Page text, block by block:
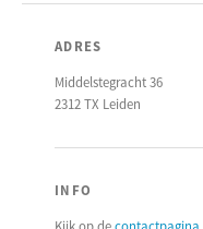
ADRES
Middelstegracht 36
2312 TX Leiden
INFO